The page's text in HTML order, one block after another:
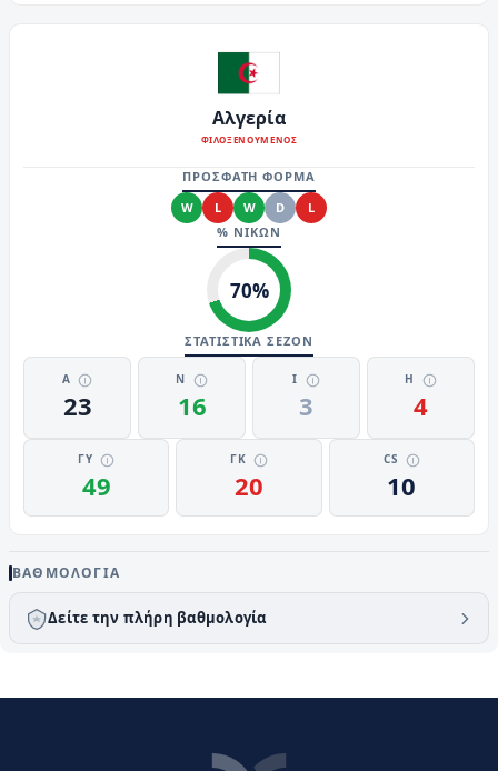
Αλγερία
ΦΙΛΟΞΕΝΟΥΜΕΝΟΣ
ΠΡΟΣΦΑΤΗ ΦΟΡΜΑ
W
L W D
L
% ΝΙΚΩΝ
70%
ΣΤΑΤΙΣΤΙΚΑ ΣΕΖΟΝ
Α
23
Ν
16
Ι
3
Η
4
ΓΥ
49
ΓΚ
20
CS
10
ΒΑΘΜΟΛΟΓΊΑ
Δείτε την πλήρη βαθμολογία